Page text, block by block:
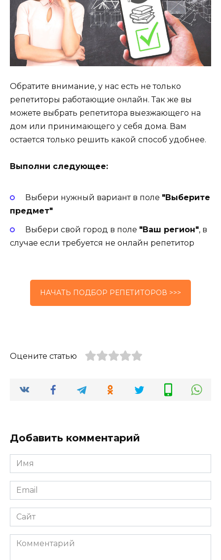
Обратите внимание, у нас есть не только
репетиторы работающие онлайн. Так же вы
можете выбрать репетитора выезжающего на
дом или принимающего у себя дома. Вам
остается только решить какой способ удобнее.
Выполни следующее:
Выбери нужный вариант в поле "Выберите
предмет"
Выбери свой город в поле "Ваш регион", в
случае если требуется не онлайн репетитор
НАЧАТЬ ПОДБОР РЕПЕТИТОРОВ >>>
Оцените статью
Добавить комментарий
Имя
*
Email
*
Сайт
Комментарий